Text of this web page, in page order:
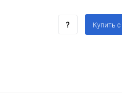
Купить